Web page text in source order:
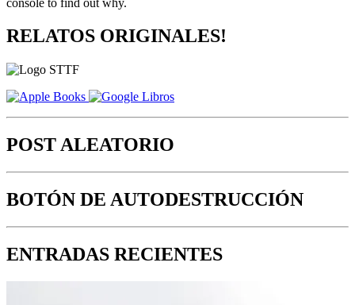
RELATOS ORIGINALES!
POST ALEATORIO
BOTÓN DE AUTODESTRUCCIÓN
ENTRADAS RECIENTES